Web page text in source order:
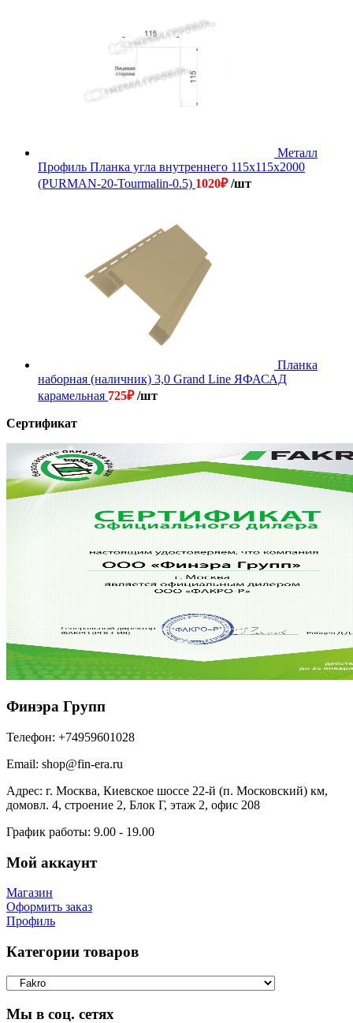
Металл
Профиль Планка угла внутреннего 115х115х2000
(PURMAN-20-Tourmalin-0.5) 1020₽/шт
Планка
наборная (наличник) 3,0 Grand Line ЯФАСАД
карамельная 725₽/шт
Сертификат
Финэра Групп
Телефон: +74959601028
Email: shop@fin-era.ru
Адрес: г. Москва, Киевское шоссе 22-й (п. Московский) км,
домовл. 4, строение 2, Блок Г, этаж 2, офис 208
График работы: 9.00 - 19.00
Мой аккаунт
Магазин
Оформить заказ
Профиль
Категории товаров
Мы в соц. сетях